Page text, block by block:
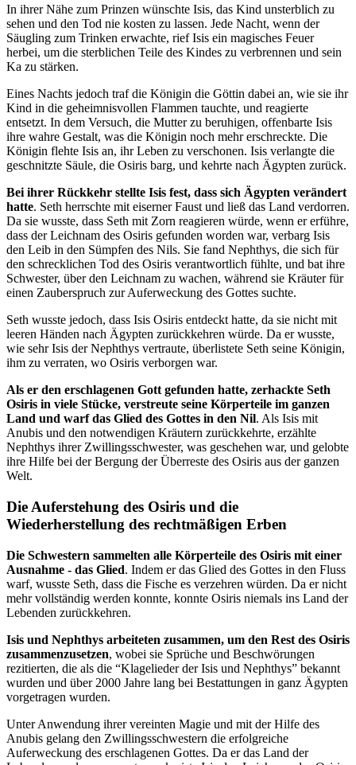
In ihrer Nähe zum Prinzen wünschte Isis, das Kind unsterblich zu
sehen und den Tod nie kosten zu lassen. Jede Nacht, wenn der
Säugling zum Trinken erwachte, rief Isis ein magisches Feuer
herbei, um die sterblichen Teile des Kindes zu verbrennen und sein
Ka zu stärken.
Eines Nachts jedoch traf die Königin die Göttin dabei an, wie sie ihr
Kind in die geheimnisvollen Flammen tauchte, und reagierte
entsetzt. In dem Versuch, die Mutter zu beruhigen, offenbarte Isis
ihre wahre Gestalt, was die Königin noch mehr erschreckte. Die
Königin flehte Isis an, ihr Leben zu verschonen. Isis verlangte die
geschnitzte Säule, die Osiris barg, und kehrte nach Ägypten zurück.
Bei ihrer Rückkehr stellte Isis fest, dass sich Ägypten verändert
hatte. Seth herrschte mit eiserner Faust und ließ das Land verdorren.
Da sie wusste, dass Seth mit Zorn reagieren würde, wenn er erführe,
dass der Leichnam des Osiris gefunden worden war, verbarg Isis
den Leib in den Sümpfen des Nils. Sie fand Nephthys, die sich für
den schrecklichen Tod des Osiris verantwortlich fühlte, und bat ihre
Schwester, über den Leichnam zu wachen, während sie Kräuter für
einen Zauberspruch zur Auferweckung des Gottes suchte.
Seth wusste jedoch, dass Isis Osiris entdeckt hatte, da sie nicht mit
leeren Händen nach Ägypten zurückkehren würde. Da er wusste,
wie sehr Isis der Nephthys vertraute, überlistete Seth seine Königin,
ihm zu verraten, wo Osiris verborgen war.
Als er den erschlagenen Gott gefunden hatte, zerhackte Seth
Osiris in viele Stücke, verstreute seine Körperteile im ganzen
Land und warf das Glied des Gottes in den Nil. Als Isis mit
Anubis und den notwendigen Kräutern zurückkehrte, erzählte
Nephthys ihrer Zwillingsschwester, was geschehen war, und gelobte
ihre Hilfe bei der Bergung der Überreste des Osiris aus der ganzen
Welt.
Die Auferstehung des Osiris und die
Wiederherstellung des rechtmäßigen Erben
Die Schwestern sammelten alle Körperteile des Osiris mit einer
Ausnahme - das Glied. Indem er das Glied des Gottes in den Fluss
warf, wusste Seth, dass die Fische es verzehren würden. Da er nicht
mehr vollständig werden konnte, konnte Osiris niemals ins Land der
Lebenden zurückkehren.
Isis und Nephthys arbeiteten zusammen, um den Rest des Osiris
zusammenzusetzen, wobei sie Sprüche und Beschwörungen
rezitierten, die als die “Klagelieder der Isis und Nephthys” bekannt
wurden und über 2000 Jahre lang bei Bestattungen in ganz Ägypten
vorgetragen wurden.
Unter Anwendung ihrer vereinten Magie und mit der Hilfe des
Anubis gelang den Zwillingsschwestern die erfolgreiche
Auferweckung des erschlagenen Gottes. Da er das Land der